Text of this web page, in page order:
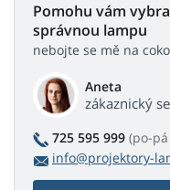
Pomohu vám
správnou lampu
nebojte se mě na
Aneta
zákaznický
725 595 999 (po-
info@projektory-